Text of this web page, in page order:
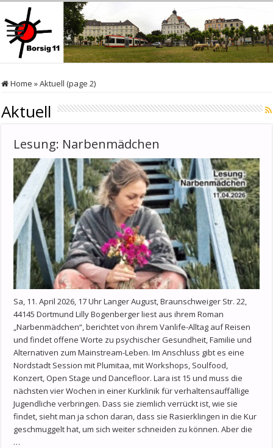
Home »Aktuell (page 2)
Aktuell
Lesung: Narbenmädchen
Sa, 11. April 2026, 17 Uhr Langer August, Braunschweiger Str. 22,
44145 Dortmund Lilly Bogenberger liest aus ihrem Roman
„Narbenmädchen“, berichtet von ihrem Vanlife-Alltag auf Reisen
und findet offene Worte zu psychischer Gesundheit, Familie und
Alternativen zum Mainstream-Leben. Im Anschluss gibt es eine
Nordstadt Session mit Plumitaa, mit Workshops, Soulfood,
Konzert, Open Stage und Dancefloor. Lara ist 15 und muss die
nächsten vier Wochen in einer Kurklinik für verhaltensauffällige
Jugendliche verbringen. Dass sie ziemlich verrückt ist, wie sie
findet, sieht man ja schon daran, dass sie Rasierklingen in die Kur
geschmuggelt hat, um sich weiter schneiden zu können. Aber die
…